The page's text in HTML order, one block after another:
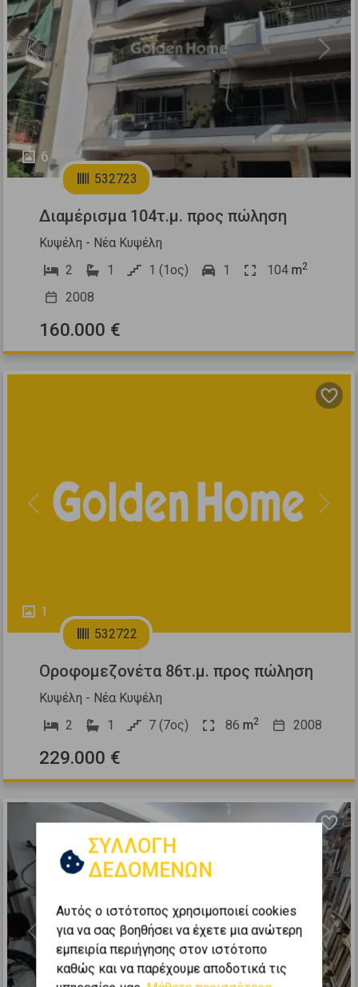
6
Previous Next
532723
Διαμέρισμα 104τ.μ. προς πώληση
Κυψέλη - Νέα Κυψέλη
2
1 1 (1ος) 1 104 m2
2008
160.000 €
1
Previous Next
532722
Οροφομεζονέτα 86τ.μ. προς πώληση
Κυψέλη - Νέα Κυψέλη
2
1 7 (7ος) 86 m2 2008
229.000 €
Previous Next
ΣΥΛΛΟΓΗ
ΔΕΔΟΜΕΝΩΝ
Αυτός ο ιστότοπος χρησιμοποιεί cookies
για να σας βοηθήσει να έχετε μια ανώτερη
εμπειρία περιήγησης στον ιστότοπο
καθώς και να παρέχουμε αποδοτικά τις